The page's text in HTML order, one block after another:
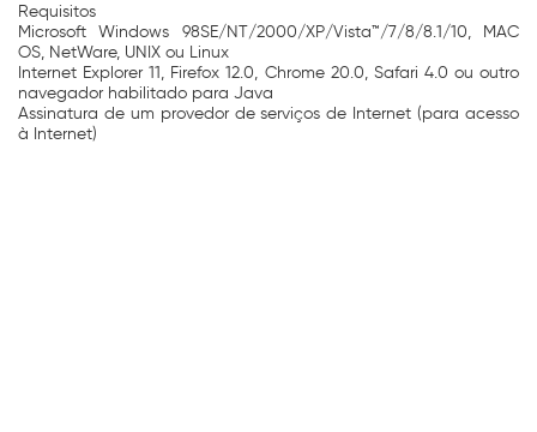
Requisitos
Microsoft Windows 98SE/NT/2000/XP/Vista™/7/8/8.1/10, MAC
OS, NetWare, UNIX ou Linux
Internet Explorer 11, Firefox 12.0, Chrome 20.0, Safari 4.0 ou outro
navegador habilitado para Java
Assinatura de um provedor de serviços de Internet (para acesso
à Internet)